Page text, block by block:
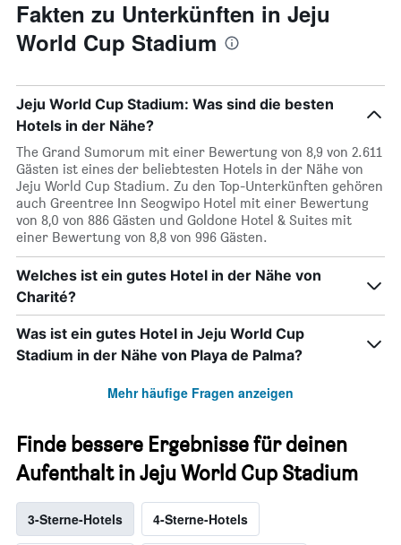
Fakten zu Unterkünften in Jeju
World Cup Stadium
Jeju World Cup Stadium: Was sind die besten
Hotels in der Nähe?
The Grand Sumorum mit einer Bewertung von 8,9 von 2.611
Gästen ist eines der beliebtesten Hotels in der Nähe von
Jeju World Cup Stadium. Zu den Top-Unterkünften gehören
auch Greentree Inn Seogwipo Hotel mit einer Bewertung
von 8,0 von 886 Gästen und Goldone Hotel & Suites mit
einer Bewertung von 8,8 von 996 Gästen.
Welches ist ein gutes Hotel in der Nähe von
Charité?
Was ist ein gutes Hotel in Jeju World Cup
Stadium in der Nähe von Playa de Palma?
Mehr häufige Fragen anzeigen
Finde bessere Ergebnisse für deinen
Aufenthalt in Jeju World Cup Stadium
3-Sterne-Hotels 4-Sterne-Hotels